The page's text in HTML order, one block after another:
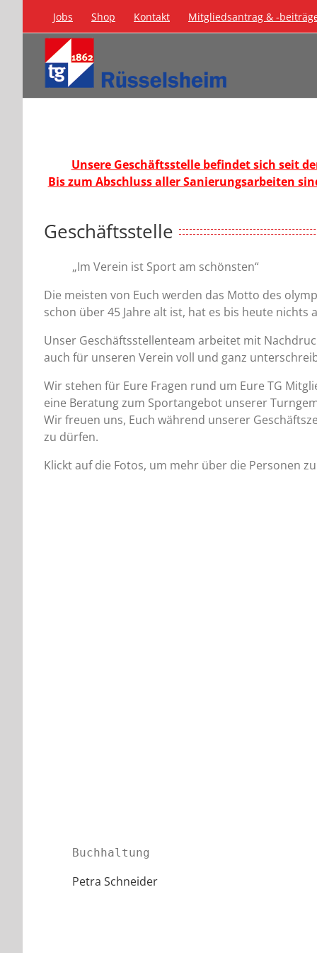
springen
Jobs Shop Kontakt Mitgliedsantrag & -
Unsere Geschäftsstelle befindet sich seit
Bis zum Abschluss aller Sanierungsarbeiten
Geschäftsstelle
„Im Verein ist Sport am schönsten“
Die meisten von Euch werden das Motto des
schon über 45 Jahre alt ist, hat es bis heute nichts
Unser Geschäftsstellenteam arbeitet mit
auch für unseren Verein voll und ganz
Wir stehen für Eure Fragen rund um Eure TG
eine Beratung zum Sportangebot unserer
Wir freuen uns, Euch während unserer
zu dürfen.
Klickt auf die Fotos, um mehr über die Personen
Buchhaltung
Petra Schneider